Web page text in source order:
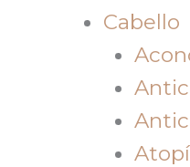
Cabello